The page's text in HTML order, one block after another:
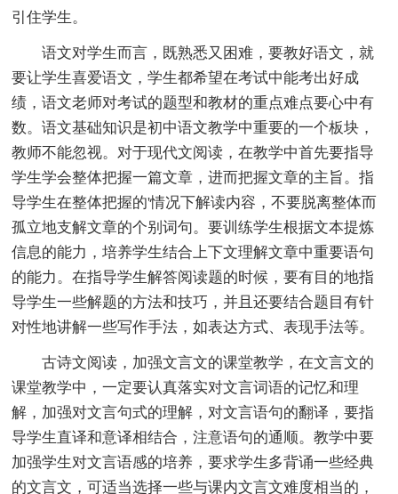
引住学生。
语文对学生而言，既熟悉又困难，要教好语文，就
要让学生喜爱语文，学生都希望在考试中能考出好成
绩，语文老师对考试的题型和教材的重点难点要心中有
数。语文基础知识是初中语文教学中重要的一个板块，
教师不能忽视。对于现代文阅读，在教学中首先要指导
学生学会整体把握一篇文章，进而把握文章的主旨。指
导学生在整体把握的'情况下解读内容，不要脱离整体而
孤立地支解文章的个别词句。要训练学生根据文本提炼
信息的能力，培养学生结合上下文理解文章中重要语句
的能力。在指导学生解答阅读题的时候，要有目的地指
导学生一些解题的方法和技巧，并且还要结合题目有针
对性地讲解一些写作手法，如表达方式、表现手法等。
古诗文阅读，加强文言文的课堂教学，在文言文的
课堂教学中，一定要认真落实对文言词语的记忆和理
解，加强对文言句式的理解，对文言语句的翻译，要指
导学生直译和意译相结合，注意语句的通顺。教学中要
加强学生对文言语感的培养，要求学生多背诵一些经典
的文言文，可适当选择一些与课内文言文难度相当的，